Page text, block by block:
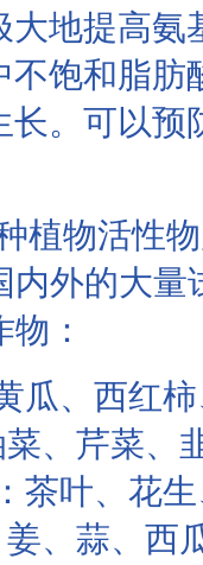
大地提高氨
不饱和脂肪
长。可以预
植物活性
内外的大量
：
瓜、西红
、芹菜、
茶叶、花
、蒜、西